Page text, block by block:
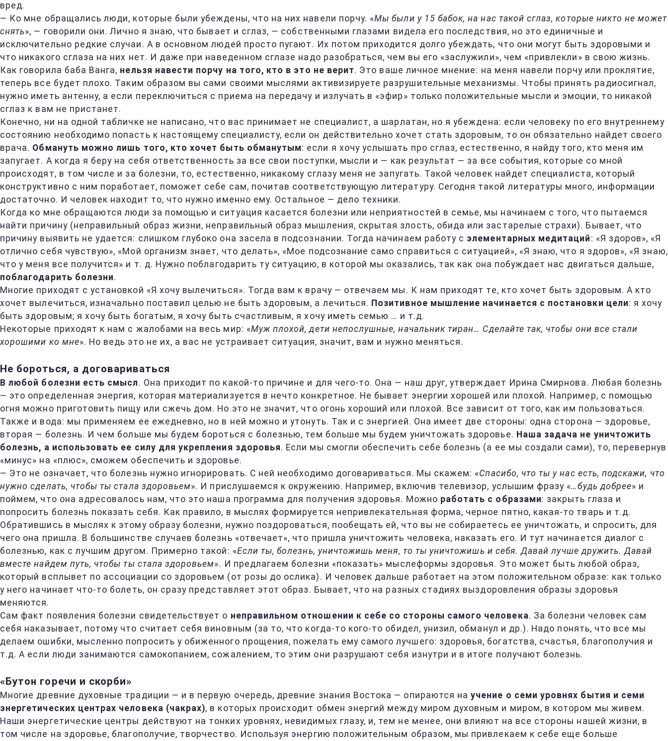
вред.
— Ко мне обращались люди, которые были убеждены, что на них навели порчу. «Мы были у 15 бабок, на нас такой сглаз, которые никто не может
снять», — говорили они. Лично я знаю, что бывает и сглаз, — собственными глазами видела его последствия, но это единичные и
исключительно редкие случаи. А в основном людей просто пугают. Их потом приходится долго убеждать, что они могут быть здоровыми и
что никакого сглаза на них нет. И даже при наведенном сглазе надо разобраться, чем вы его «заслужили», чем «привлекли» в свою жизнь.
Как говорила баба Ванга, нельзя навести порчу на того, кто в это не верит. Это ваше личное мнение: на меня навели порчу или проклятие,
теперь все будет плохо. Таким образом вы сами своими мыслями активизируете разрушительные механизмы. Чтобы принять радиосигнал,
нужно иметь антенну, а если переключиться с приема на передачу и излучать в «эфир» только положительные мысли и эмоции, то никакой
сглаз к вам не пристанет.
Конечно, ни на одной табличке не написано, что вас принимает не специалист, а шарлатан, но я убеждена: если человеку по его внутреннему
состоянию необходимо попасть к настоящему специалисту, если он действительно хочет стать здоровым, то он обязательно найдет своего
врача. Обмануть можно лишь того, кто хочет быть обманутым: если я хочу услышать про сглаз, естественно, я найду того, кто меня им
запугает. А когда я беру на себя ответственность за все свои поступки, мысли и — как результат — за все события, которые со мной
происходят, в том числе и за болезни, то, естественно, никакому сглазу меня не запугать. Такой человек найдет специалиста, который
конструктивно с ним поработает, поможет себе сам, почитав соответствующую литературу. Сегодня такой литературы много, информации
достаточно. И человек находит то, что нужно именно ему. Остальное — дело техники.
Когда ко мне обращаются люди за помощью и ситуация касается болезни или неприятностей в семье, мы начинаем с того, что пытаемся
найти причину (неправильный образ жизни, неправильный образ мышления, скрытая злость, обида или застарелые страхи). Бывает, что
причину выявить не удается: слишком глубоко она засела в подсознании. Тогда начинаем работу с элементарных медитаций : «Я здоров», «Я
отлично себя чувствую», «Мой организм знает, что делать», «Мое подсознание само справиться с ситуацией», «Я знаю, что я здоров», «Я знаю,
что у меня все получится» и т. д. Нужно поблагодарить ту ситуацию, в которой мы оказались, так как она побуждает нас двигаться дальше,
поблагодарить болезни.
Многие приходят с установкой «Я хочу вылечиться». Тогда вам к врачу — отвечаем мы. К нам приходят те, кто хочет быть здоровым. А кто
хочет вылечиться, изначально поставил целью не быть здоровым, а лечиться. Позитивное мышление начинается с постановки цели: я хочу
быть здоровым; я хочу быть богатым, я хочу быть счастливым, я хочу иметь семью … и т.д.
Некоторые приходят к нам с жалобами на весь мир: «Муж плохой, дети непослушные, начальник тиран… Сделайте так, чтобы они все стали
хорошими ко мне». Но ведь это не их, а вас не устраивает ситуация, значит, вам и нужно меняться.
Не бороться, а договариваться
В любой болезни есть смысл. Она приходит по какой-то причине и для чего-то. Она — наш друг, утверждает Ирина Смирнова. Любая болезнь
— это определенная энергия, которая материализуется в нечто конкретное. Не бывает энергии хорошей или плохой. Например, с помощью
огня можно приготовить пищу или сжечь дом. Но это не значит, что огонь хороший или плохой. Все зависит от того, как им пользоваться.
Также и вода: мы применяем ее ежедневно, но в ней можно и утонуть. Так и с энергией. Она имеет две стороны: одна сторона — здоровье,
вторая — болезнь. И чем больше мы будем бороться с болезнью, тем больше мы будем уничтожать здоровье. Наша задача не уничтожить
болезнь, а использовать ее силу для укрепления здоровья. Если мы смогли обеспечить себе болезнь (а ее мы создали сами), то, перевернув
«минус» на «плюс», сможем обеспечить и здоровье.
— Это не означает, что болезнь нужно игнорировать. С ней необходимо договариваться. Мы скажем: «Спасибо, что ты у нас есть, подскажи, что
нужно сделать, чтобы ты стала здоровьем». И прислушаемся к окружению. Например, включив телевизор, услышим фразу «…будь добрее» и
поймем, что она адресовалось нам, что это наша программа для получения здоровья. Можно работать с образами: закрыть глаза и
попросить болезнь показать себя. Как правило, в мыслях формируется непривлекательная форма, черное пятно, какая-то тварь и т.д.
Обратившись в мыслях к этому образу болезни, нужно поздороваться, пообещать ей, что вы не собираетесь ее уничтожать, и спросить, для
чего она пришла. В большинстве случаев болезнь «отвечает», что пришла уничтожить человека, наказать его. И тут начинается диалог с
болезнью, как с лучшим другом. Примерно такой: «Если ты, болезнь, уничтожишь меня, то ты уничтожишь и себя. Давай лучше дружить. Давай
вместе найдем путь, чтобы ты стала здоровьем». И предлагаем болезни «показать» мыслеформы здоровья. Это может быть любой образ,
который всплывет по ассоциации со здоровьем (от розы до ослика). И человек дальше работает на этом положительном образе: как только
у него начинает что-то болеть, он сразу представляет этот образ. Бывает, что на разных стадиях выздоровления образы здоровья
меняются.
Сам факт появления болезни свидетельствует о неправильном отношении к себе со стороны самого человека. За болезни человек сам
себя наказывает, потому что считает себя виновным (за то, что когда-то кого-то обидел, унизил, обманул и др.). Надо понять, что все мы
делаем ошибки, мысленно попросить у обиженного прощения, пожелать ему самого лучшего: здоровья, богатства, счастья, благополучия и
т.д. А если люди занимаются самокопанием, сожалением, то этим они разрушают себя изнутри и в итоге получают болезнь.
«Бутон горечи и скорби»
Многие древние духовные традиции — и в первую очередь, древние знания Востока — опираются научение о семи уровнях бытия и семи
энергетических центрах человека (чакрах), в которых происходит обмен энергий между миром духовным и миром, в котором мы живем.
Наши энергетические центры действуют на тонких уровнях, невидимых глазу, и, тем не менее, они влияют на все стороны нашей жизни, в
том числе на здоровье, благополучие, творчество. Используя энергию положительным образом, мы привлекаем к себе еще больше